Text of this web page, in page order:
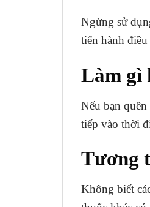
Ngừng sử
tiến hành
Làm gì
Nếu bạn
tiếp vào thời
Tương
Không biết